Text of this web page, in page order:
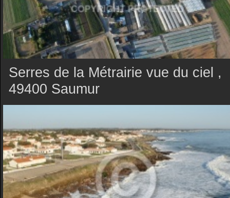
Serres de la Métrairie vue du ciel ,
49400 Saumur